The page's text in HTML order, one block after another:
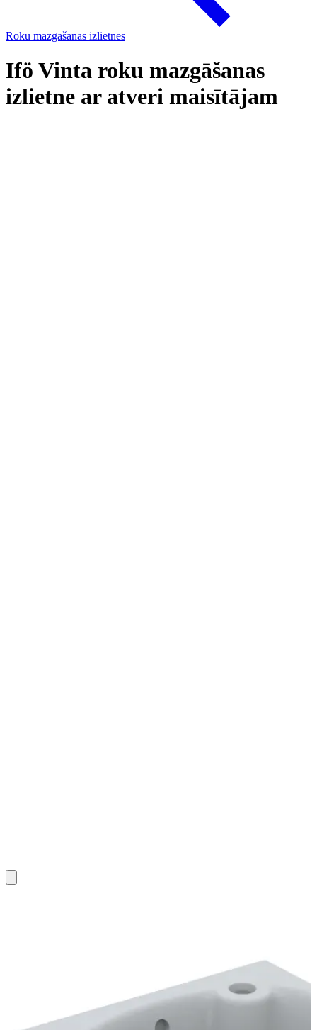
Roku mazgāšanas izlietnes
Ifö Vinta roku mazgāšanas
izlietne ar atveri maisītājam